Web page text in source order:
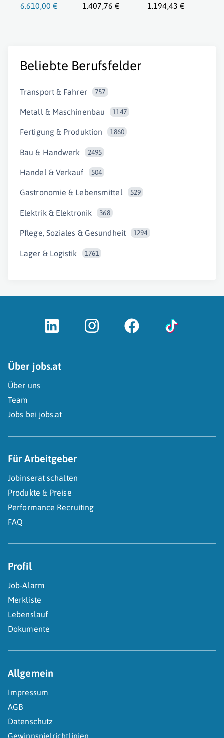
6.610,00 € 1.407,76 € 1.194,43 €
Beliebte Berufsfelder
Transport & Fahrer 757
Metall & Maschinenbau 1147
Fertigung & Produktion 1860
Bau & Handwerk 2495
Handel & Verkauf 504
Gastronomie & Lebensmittel 529
Elektrik & Elektronik 368
Pflege, Soziales & Gesundheit 1294
Lager & Logistik 1761
Über jobs.at
Über uns
Team
Jobs bei jobs.at
Für Arbeitgeber
Jobinserat schalten
Produkte & Preise
Performance Recruiting
FAQ
Profil
Job-Alarm
Merkliste
Lebenslauf
Dokumente
Allgemein
Impressum
AGB
Datenschutz
Gewinnspielrichtlinien